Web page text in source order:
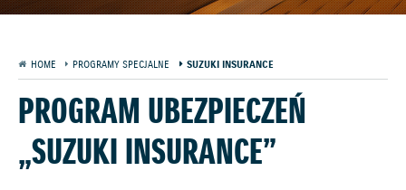
HOME PROGRAMY SPECJALNE SUZUKI INSURANCE
PROGRAM UBEZPIECZEŃ
„SUZUKI INSURANCE”